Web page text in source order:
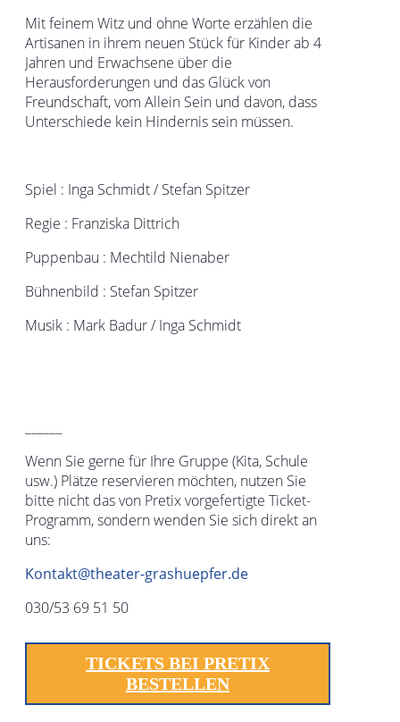
Mit feinem Witz und ohne Worte erzählen die
Artisanen in ihrem neuen Stück für Kinder ab 4
Jahren und Erwachsene über die
Herausforderungen und das Glück von
Freundschaft, vom Allein Sein und davon, dass
Unterschiede kein Hindernis sein müssen.
Spiel : Inga Schmidt / Stefan Spitzer
Regie : Franziska Dittrich
Puppenbau : Mechtild Nienaber
Bühnenbild : Stefan Spitzer
Musik : Mark Badur / Inga Schmidt
Wenn Sie gerne für Ihre Gruppe (Kita, Schule
usw.) Plätze reservieren möchten, nutzen Sie
bitte nicht das von Pretix vorgefertigte Ticket-
Programm, sondern wenden Sie sich direkt an
uns:
Kontakt@theater-grashuepfer.de
030/53 69 51 50
TICKETS BEI PRETIX
BESTELLEN